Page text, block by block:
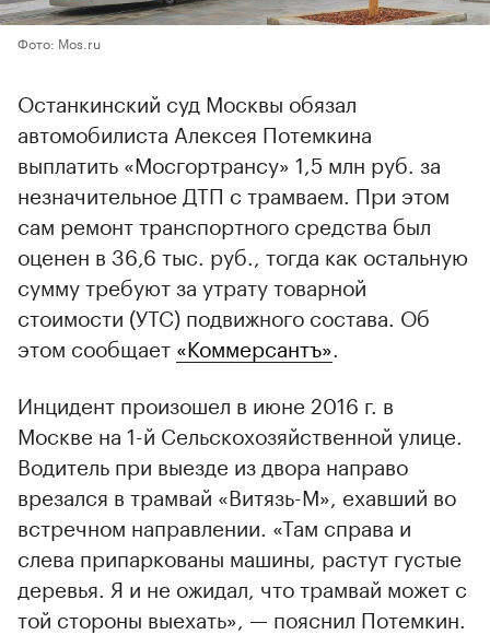
Фото: Mos.ru
Останкинский суд Москвы обязал
автомобилиста Алексея Потемкина
выплатить «Мосгортрансу» 1,5 млн руб. за
незначительное ДТП с трамваем. При этом
сам ремонт транспортного средства был
оценен в 36,6 тыс. руб., тогда как остальную
сумму требуют за утрату товарной
стоимости (УТС) подвижного состава. Об
этом сообщает «Коммерсантъ»
Инцидент произошел в июне 2016 г. в
Москве на 1-й Сельскохозяйственной улице.
Водитель при выезде из двора направо
врезался в трамвай «Витязь-М», ехавший во
встречном направлении. «Там справа и
слева припаркованы машины, растут густые
деревья. Я и не ожидал, что трамвай может с
той стороны выехать», — пояснил Потемкин.